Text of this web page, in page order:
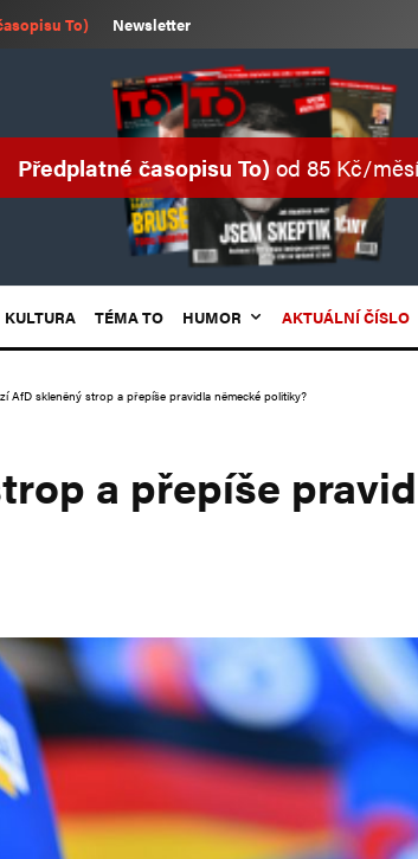
To) Newsletter
Předplatné časopisu To)od 85 Kč/
KULTURA TÉMA TO HUMOR AKTUÁLNÍ ČÍSLO
AfD skleněný strop a přepíše pravidla německé politiky?
a přepíše